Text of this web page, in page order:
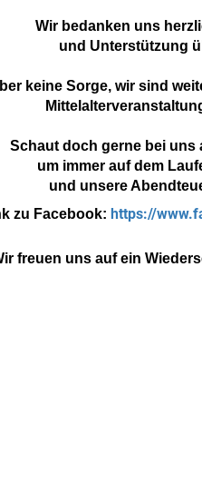
Wir bedanken uns
und Unterstützung
keine Sorge, wir sind
Schaut doch gerne bei uns
um immer auf dem
und unsere
zu Facebook: https://
freuen uns auf ein